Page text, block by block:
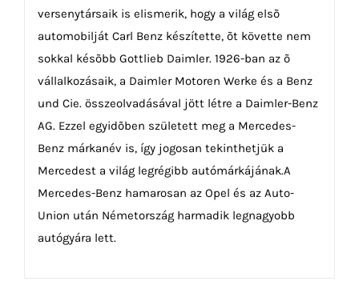
versenytársaik is elismerik, hogy a világ elsõ
automobilját Carl Benz készítette, õt követte nem
sokkal késõbb Gottlieb Daimler. 1926-ban az õ
vállalkozásaik, a Daimler Motoren Werke és a Benz
und Cie. összeolvadásával jött létre a Daimler-Benz
AG. Ezzel egyidõben született meg a Mercedes-
Benz márkanév is, így jogosan tekinthetjük a
Mercedest a világ legrégibb autómárkájának.A
Mercedes-Benz hamarosan az Opel és az Auto-
Union után Németország harmadik legnagyobb
autógyára lett.